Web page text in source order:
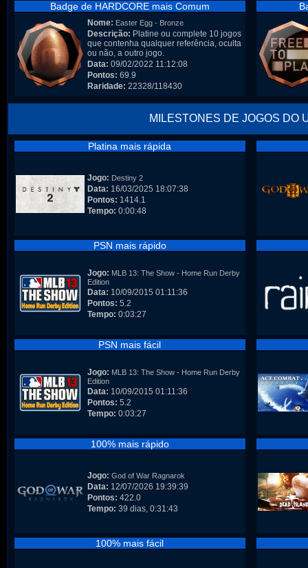
Badge de HARDCORE mais Comum
Nome: Easter Egg - Bronze
Descrição: Platine ou complete 10 jogos
que contenha qualquer referência, oculta
ou não, a outro jogo.
Data: 09/02/2022 11:12:08
Pontos: 69.9
Raridade: 22328/118430
MILESTONES DE JOGOS DO
Platina mais rápida
Jogo: Destiny 2
Data: 16/03/2025 18:07:38
Pontos: 1414.1
Tempo: 0:00:48
PSN mais rápido
Jogo: MLB 13: The Show - Home Run Derby
Edition
Data: 10/09/2015 01:11:36
Pontos: 5.2
Tempo: 0:03:27
PSN mais fácil
Jogo: MLB 13: The Show - Home Run Derby
Edition
Data: 10/09/2015 01:11:36
Pontos: 5.2
Tempo: 0:03:27
100% mais rápido
Jogo: God of War Ragnarok
Data: 12/07/2026 19:39:39
Pontos: 422.0
Tempo: 39 dias, 0:31:43
100% mais fácil